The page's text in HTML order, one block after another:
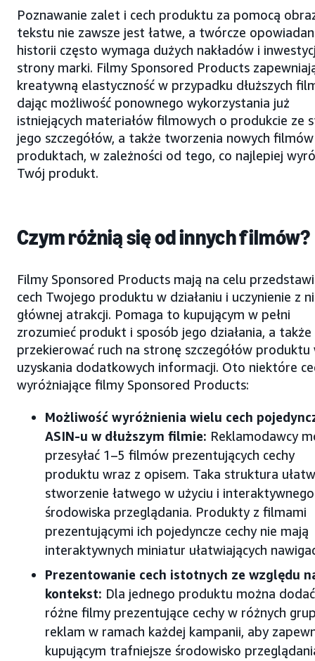
Poznawanie zalet i cech produktu za pomocą
tekstu nie zawsze jest łatwe, a twórcze
historii często wymaga dużych nakładów i
strony marki. Filmy Sponsored Products
kreatywną elastyczność w przypadku dłuższych
dając możliwość ponownego wykorzystania już
istniejących materiałów filmowych o produkcie ze
jego szczegółów, a także tworzenia nowych
produktach, w zależności od tego, co najlepiej
Twój produkt.
Czym różnią się od innych filmów?
Filmy Sponsored Products mają na celu
cech Twojego produktu w działaniu i uczynienie z
głównej atrakcji. Pomaga to kupującym w pełni
zrozumieć produkt i sposób jego działania, a także
przekierować ruch na stronę szczegółów produktu
uzyskania dodatkowych informacji. Oto niektóre
wyróżniające filmy Sponsored Products:
Możliwość wyróżnienia wielu cech
ASIN-u w dłuższym filmie: Reklamodawcy
przesyłać 1–5 filmów prezentujących cechy
produktu wraz z opisem. Taka struktura
stworzenie łatwego w użyciu i interaktywnego
środowiska przeglądania. Produkty z filmami
prezentującymi ich pojedyncze cechy nie mają
interaktywnych miniatur ułatwiających
Prezentowanie cech istotnych ze względu
kontekst: Dla jednego produktu można dodać
różne filmy prezentujące cechy w różnych
reklam w ramach każdej kampanii, aby
kupującym trafniejsze środowisko